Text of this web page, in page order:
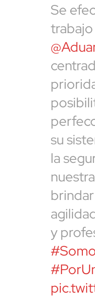
Se
su
la
y